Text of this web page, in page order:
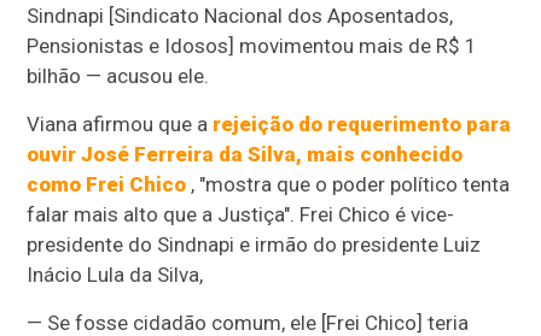
Sindnapi [Sindicato Nacional dos Aposentados,
Pensionistas e Idosos] movimentou mais de R$ 1
bilhão — acusou ele.
Viana afirmou que a rejeição do requerimento para
ouvirJosé Ferreira da Silva, mais conhecido
como Frei Chico , "mostra que o poder político tenta
falar mais alto que a Justiça". Frei Chico é vice-
presidente do Sindnapi e irmão do presidente Luiz
Inácio Lula da Silva,
— Se fosse cidadão comum, ele [Frei Chico] teria